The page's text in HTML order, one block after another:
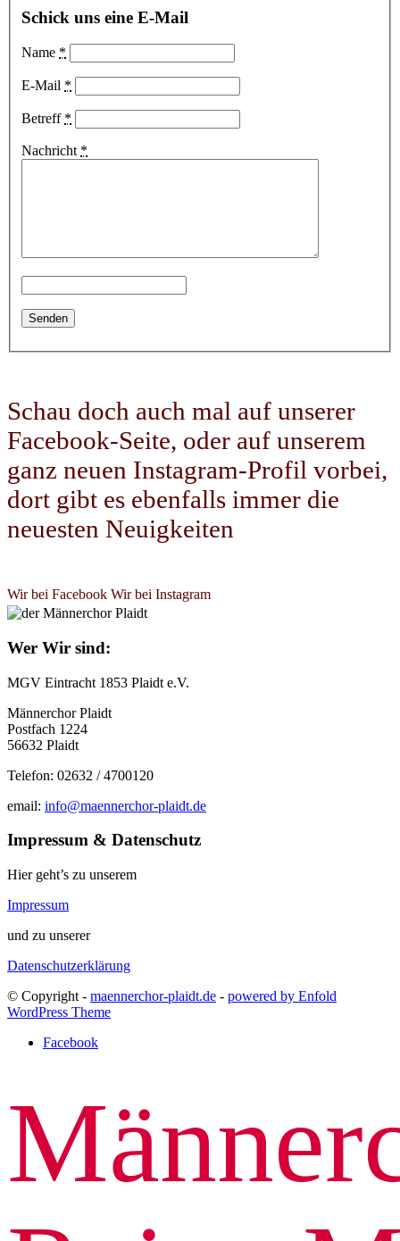
Schick uns eine E-Mail
Name *
E-Mail *
Betreff *
Nachricht *
Schau doch auch mal auf unserer
Facebook-Seite, oder auf unserem
ganz neuen Instagram-Profil vorbei,
dort gibt es ebenfalls immer die
neuesten Neuigkeiten
Wir bei Facebook Wir bei Instagram
Wer Wir sind:
MGV Eintracht 1853 Plaidt e.V.
Männerchor Plaidt
Postfach 1224
56632 Plaidt
Telefon: 02632 / 4700120
email: info@maennerchor-plaidt.de
Impressum & Datenschutz
Hier geht’s zu unserem
Impressum
und zu unserer
Datenschutzerklärung
© Copyright - maennerchor-plaidt.de - powered by Enfold
WordPress Theme
Facebook